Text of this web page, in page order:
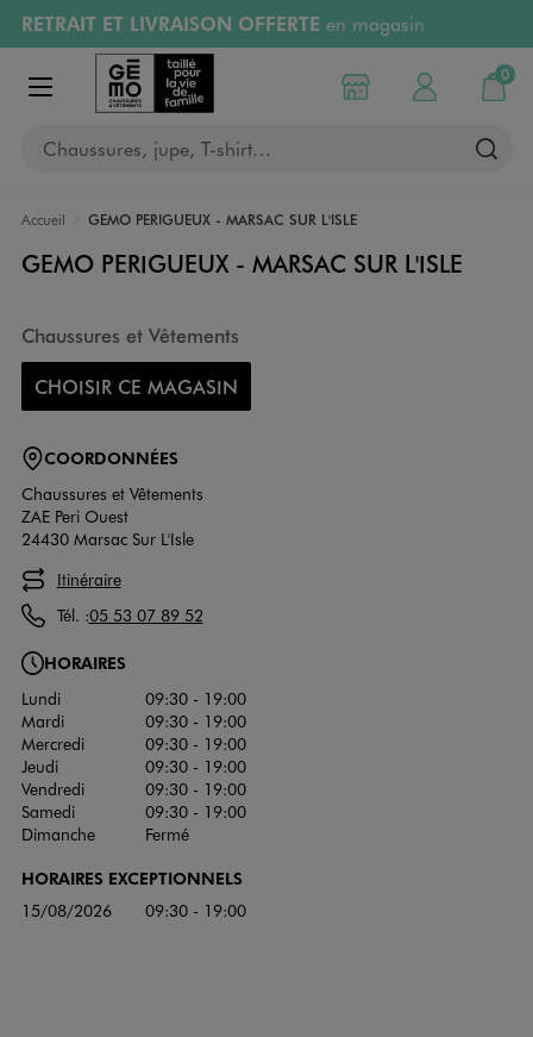
Aller au contenu principal
Aller à la navigation
RETRAIT ET LIVRAISON OFFERTE en magasin
Retours OFFERTSpendant 30 jours
PAYEZ EN 3x SANS FRAIS
RÉSERVATION GRATUITE
Afficher le menu
Chaussures, jupe, T-shirt…
Choisir mon magasin
Mon compte
0
Mon
Accueil GEMO PERIGUEUX - MARSAC SUR L'ISLE
GEMO PERIGUEUX - MARSAC SUR L'ISLE
Chaussures et Vêtements
CHOISIR CE MAGASIN
COORDONNÉES
Chaussures et Vêtements
ZAE Peri Ouest
24430 Marsac Sur L'Isle
Itinéraire
Tél. :05 53 07 89 52
HORAIRES
Lundi
09:30 - 19:00
Mardi
09:30 - 19:00
Mercredi
09:30 - 19:00
Jeudi
09:30 - 19:00
Vendredi
09:30 - 19:00
Samedi
09:30 - 19:00
Dimanche
Fermé
HORAIRES EXCEPTIONNELS
15/08/2026 09:30 - 19:00